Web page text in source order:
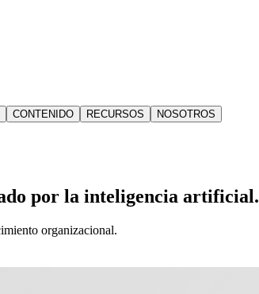
CONTENIDO RECURSOS NOSOTROS
por la inteligencia artificial.
organizacional.